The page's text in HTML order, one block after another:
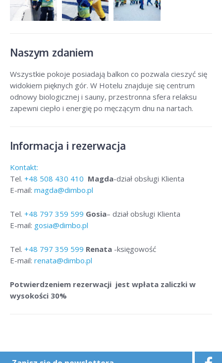
Naszym zdaniem
Wszystkie pokoje posiadają balkon co pozwala cieszyć się
widokiem pięknych gór. W Hotelu znajduje się centrum
odnowy biologicznej i sauny, przestronna sfera relaksu
zapewni ciepło i energię po męczącym dnu na nartach.
Informacja i rezerwacja
Kontakt:
Tel. +48 508 430 410 Magda-dział obsługi Klienta
E-mail: magda@dimbo.pl
Tel. +48 797 359 599 Gosia– dział obsługi Klienta
E-mail: gosia@dimbo.pl
Tel. +48 797 359 599 Renata -księgowość
E-mail: renata@dimbo.pl
Potwierdzeniem rezerwacji jest wpłata zaliczki w
wysokości 30%